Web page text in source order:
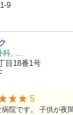
9
科, ...
目18番1号
5
院です。 子供が夜